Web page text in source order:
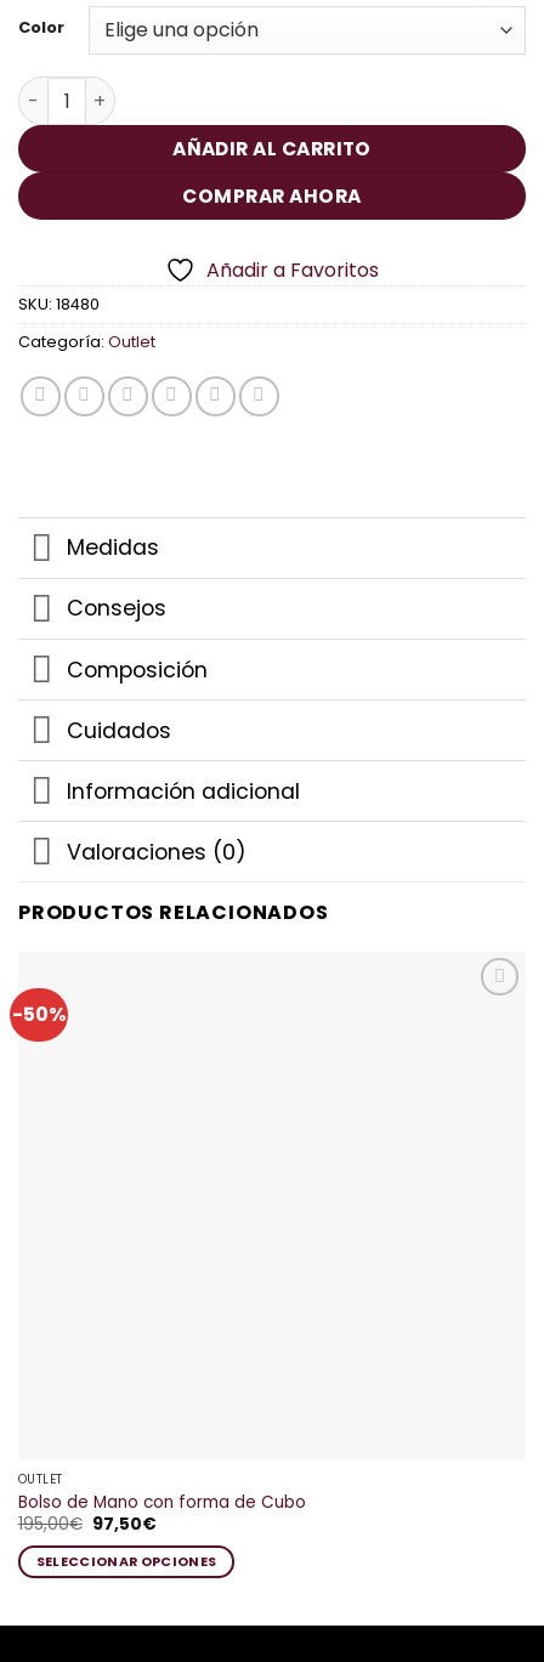
Color
Bolso Tote Piel Calado cantidad
AÑADIR AL CARRITO
COMPRAR AHORA
Añadir a Favoritos
SKU: 18480
Categoría: Outlet
Medidas
Consejos
Composición
Cuidados
Información adicional
Valoraciones (0)
PRODUCTOS RELACIONADOS
-50%
OUTLET
Bolso de Mano con forma de Cubo
195,00€ El
precio
original
era:
195,00€.
97,50€El
actual
es:
97,50€.
SELECCIONAR OPCIONES